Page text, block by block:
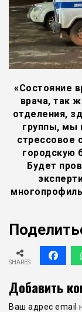
«Состояние
врача, так
отделения,
группы, мы
стрессовое
городскую
Будет
SHARES
Добавить
Ваш адрес email